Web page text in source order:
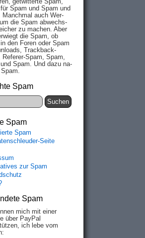
ge­twit­ter­te Spam,
Spam und Spam und
Manch­mal auch Wer­
die Spam ab­wechs­
zu mach­en. Aber
die Spam, ob
den Fo­ren oder Spam
Track­back-
Re­fe­rer-Spam, Spam,
Spam. Und da­zu na­
Spam
Spam
Spam
Seite
zur Spam
Spam
mich mit einer
über PayPal
ich lebe vom